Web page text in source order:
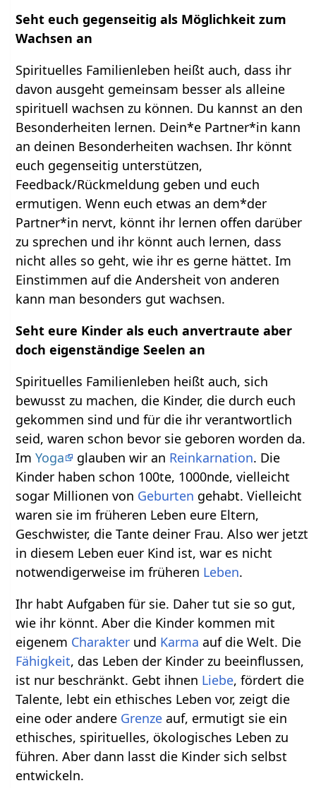
Seht euch gegenseitig als Möglichkeit zum
Wachsen an
Spirituelles Familienleben heißt auch, dass ihr
davon ausgeht gemeinsam besser als alleine
spirituell wachsen zu können. Du kannst an den
Besonderheiten lernen. Dein*e Partner*in kann
an deinen Besonderheiten wachsen. Ihr könnt
euch gegenseitig unterstützen,
Feedback/Rückmeldung geben und euch
ermutigen. Wenn euch etwas an dem*der
Partner*in nervt, könnt ihr lernen offen darüber
zu sprechen und ihr könnt auch lernen, dass
nicht alles so geht, wie ihr es gerne hättet. Im
Einstimmen auf die Andersheit von anderen
kann man besonders gut wachsen.
Seht eure Kinder als euch anvertraute aber
doch eigenständige Seelen an
Spirituelles Familienleben heißt auch, sich
bewusst zu machen, die Kinder, die durch euch
gekommen sind und für die ihr verantwortlich
seid, waren schon bevor sie geboren worden da.
ImYoga glauben wir an Reinkarnation. Die
Kinder haben schon 100te, 1000nde, vielleicht
sogar Millionen von Geburten gehabt. Vielleicht
waren sie im früheren Leben eure Eltern,
Geschwister, die Tante deiner Frau. Also wer jetzt
in diesem Leben euer Kind ist, war es nicht
notwendigerweise im früheren Leben.
Ihr habt Aufgaben für sie. Daher tut sie so gut,
wie ihr könnt. Aber die Kinder kommen mit
eigenem Charakter und Karma auf die Welt. Die
Fähigkeit, das Leben der Kinder zu beeinflussen,
ist nur beschränkt. Gebt ihnen Liebe, fördert die
Talente, lebt ein ethisches Leben vor, zeigt die
eine oder andere Grenze auf, ermutigt sie ein
ethisches, spirituelles, ökologisches Leben zu
führen. Aber dann lasst die Kinder sich selbst
entwickeln.